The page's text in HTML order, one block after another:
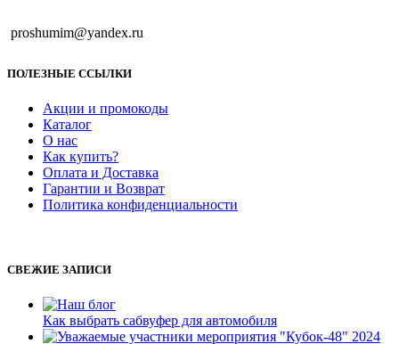
proshumim@yandex.ru
ПОЛЕЗНЫЕ ССЫЛКИ
Акции и промокоды
Каталог
О нас
Как купить?
Оплата и Доставка
Гарантии и Возврат
Политика конфиденциальности
СВЕЖИЕ ЗАПИСИ
Как выбрать сабвуфер для автомобиля